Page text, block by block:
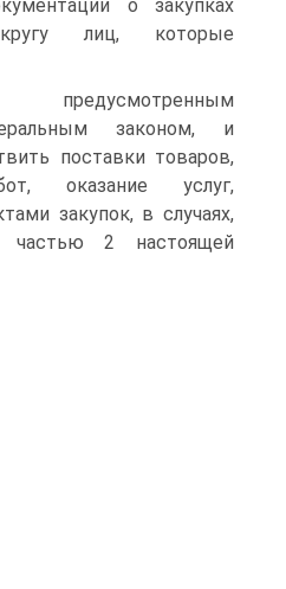
о закупках
кругу лиц, которые
предусмотренным
законом, и
поставки товаров,
оказание услуг,
закупок, в случаях,
частью 2 настоящей